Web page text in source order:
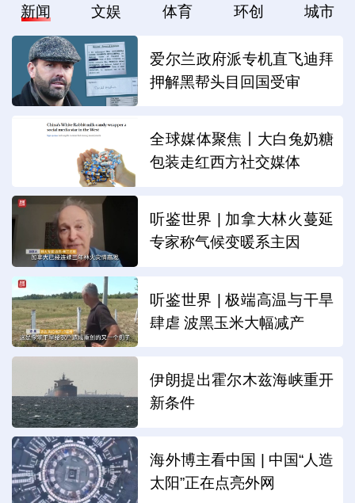
新闻 文娱 体育 环创 城市
爱尔兰政府派专机直飞迪拜
押解黑帮头目回国受审
全球媒体聚焦丨大白兔奶糖
包装走红西方社交媒体
听鉴世界 | 加拿大林火蔓延
专家称气候变暖系主因
听鉴世界 | 极端高温与干旱
肆虐 波黑玉米大幅减产
伊朗提出霍尔木兹海峡重开
新条件
海外博主看中国 | 中国“人造
太阳”正在点亮外网